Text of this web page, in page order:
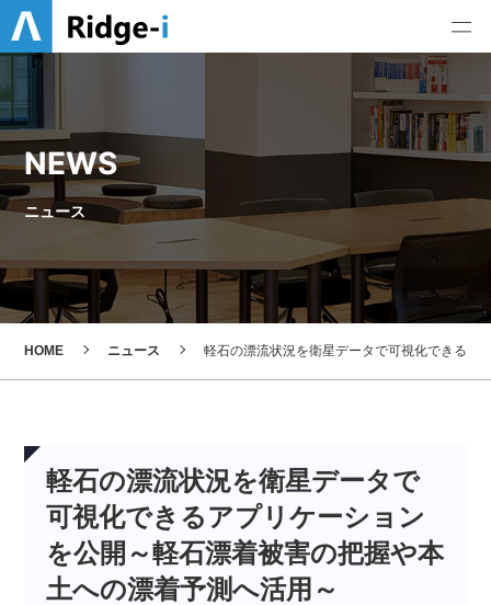
NEWS
ニュース
HOME ニュース 軽石の漂流状況を衛星データで可視化できるア
軽石の漂流状況を衛星データで
可視化できるアプリケーション
を公開～軽石漂着被害の把握や本
土への漂着予測へ活用～